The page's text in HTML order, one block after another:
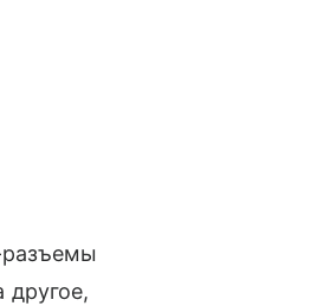
разъемы
другое,